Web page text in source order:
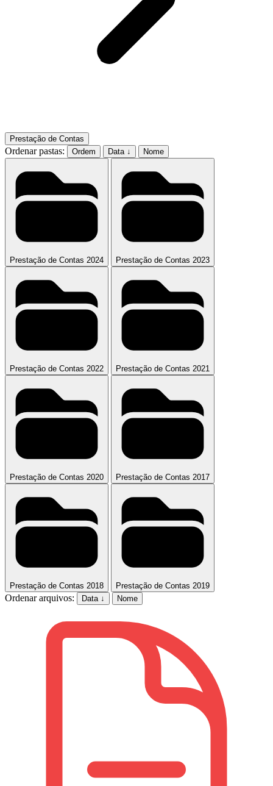
Prestação de Contas
Ordenar pastas: Ordem Data ↓ Nome
Prestação de Contas 2024 Prestação de Contas 2023
Prestação de Contas 2022 Prestação de Contas 2021
Prestação de Contas 2020 Prestação de Contas 2017
Prestação de Contas 2018 Prestação de Contas 2019
Ordenar arquivos: Data ↓ Nome